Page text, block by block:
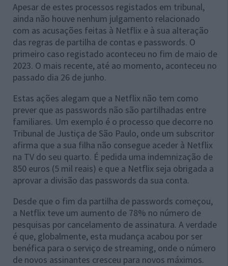
Apesar de estes processos registados em tribunal,
ainda não houve nenhum julgamento relacionado
com as acusações feitas à Netflix e à sua alteração
das regras de partilha de contas e passwords. O
primeiro caso registado aconteceu no fim de maio de
2023. O mais recente, até ao momento, aconteceu no
passado dia 26 de junho.
Estas ações alegam que a Netflix não tem como
prever que as passwords não são partilhadas entre
familiares. Um exemplo é o processo que decorre no
Tribunal de Justiça de São Paulo, onde um subscritor
afirma que a sua filha não consegue aceder à Netflix
na TV do seu quarto. É pedida uma indemnização de
850 euros (5 mil reais) e que a Netflix seja obrigada a
aprovar a divisão das passwords da sua conta.
Desde que o fim da partilha de passwords começou,
a Netflix teve um aumento de 78% no número de
pesquisas por cancelamento de assinatura. A verdade
é que, globalmente, esta mudança acabou por ser
benéfica para o serviço de streaming, onde o número
de novos assinantes cresceu para novos máximos.